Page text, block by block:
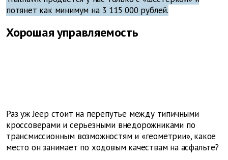
потянет как минимум на 3 115 000 рублей.
Хорошая управляемость
Раз уж Jeep стоит на перепутье между типичными
кроссоверами и серьезными внедорожниками по
трансмиссионным возможностям и «геометрии», какое
место он занимает по ходовым качествам на асфальте?